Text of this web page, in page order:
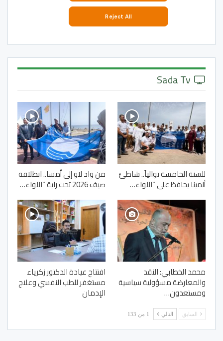
للسنة الخامسة توالياً.. شاطئ
ألمينا يحافظ على “اللواء…
من واد لاو إلى أمسا.. انطلاقة
صيف 2026 تحت راية “اللواء…
محمد الخطابي: النقد
والمعارضة مسؤولية سياسية
ومستعدون…
افتتاح عيادة الدكتور زكرياء
مستغفر للطب النفسي وعلاج
الإدمان
السابق التالي 1 من 133